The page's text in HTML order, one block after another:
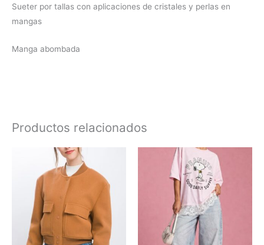
Sueter por tallas con aplicaciones de cristales y perlas en
mangas
Manga abombada
Productos relacionados
tiene
múltiples
variantes.
Las
opciones